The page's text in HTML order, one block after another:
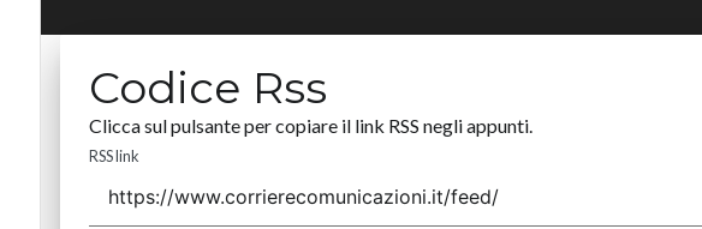
Codice Rss
Clicca sul pulsante per copiare il link RSS negli appunti.
RSS link